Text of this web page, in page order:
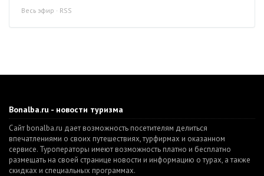
Весь эфир · RSS
Bonalba.ru - новости туризма
Сайт bonalba.ru дает возможность посетителям делиться
впечатлениями о своих путешествиях, турфирмах и оказанном
сервисе. Туроператоры имеют возможность платно и бесплатно
размещать на своей странице новости и информацию о турах, а также
скидках и специальных программах.